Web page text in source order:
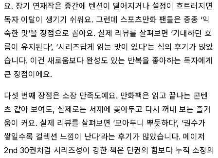
요. 장기 연재작은 중간에 텐션이 떨어지거나 설정이 흐트러지면
독자 이탈이 생기기 쉬워요. 그런데 스포츠만화 팬들은 종종 ‘익
숙한 맛’을 장점으로 꼽아요. 실제 리뷰를 살펴보면 ‘기대하던 흐
름이 유지된다’, ‘시리즈답게 읽는 맛이 있다’는 식의 후기가 많았
습니다. 이건 새로움보다 완성도 있는 반복을 좋아하는 독자에게
큰 장점이에요.
다섯 번째 장점은 소장 만족도예요. 만화책은 읽고 끝나는 콘텐
츠 같아 보여도, 실제로는 서재에 꽂아두고 다시 꺼내 보는 즐거
움이 커요. 실제 리뷰를 살펴보면 ‘모아두니 뿌듯하다’, ‘권수가
쌓일수록 컬렉션 느낌이 난다’라는 후기가 많았습니다. 메이저
2nd 30권처럼 시리즈성이 강한 책은 단권의 힘보다 누적 소장의